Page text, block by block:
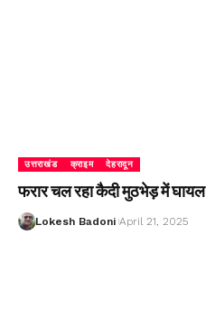
उत्तराखंड क्राइम देहरादून
फरार चल रहा कैदी मुठभेड़ में घायल
Lokesh Badoni April 21, 2025